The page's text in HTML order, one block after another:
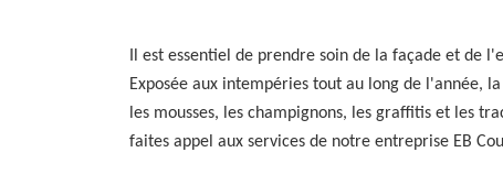
Il est essentiel de prendre soin de la façade et
Exposée aux intempéries tout au long de l'année,
les mousses, les champignons, les graffitis et les
faites appel aux services de notre entreprise EB